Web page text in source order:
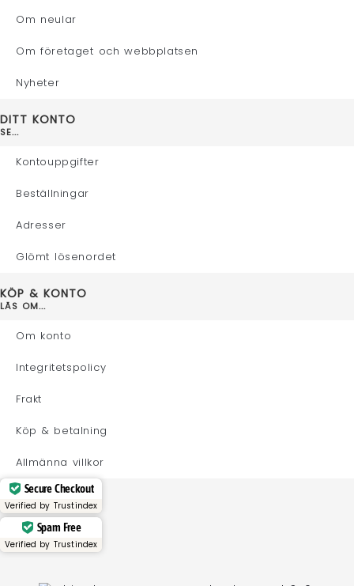
Om neular
Om företaget och webbplatsen
Nyheter
DITT KONTO
SE...
Kontouppgifter
Beställningar
Adresser
Glömt lösenordet
KÖP & KONTO
LÄS OM...
Om konto
Integritetspolicy
Frakt
Köp & betalning
Allmänna villkor
Secure Checkout
Verified by Trustindex
Spam Free
Verified by Trustindex